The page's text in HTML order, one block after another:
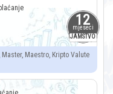
12
mjeseci
JAMSTVO
Maestro, Kripto Valute